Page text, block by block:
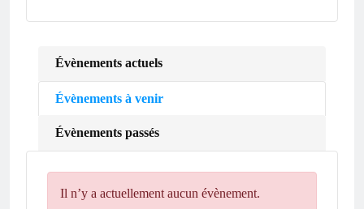
Évènements actuels
Évènements à venir
Évènements passés
Il n’y a actuellement aucun évènement.